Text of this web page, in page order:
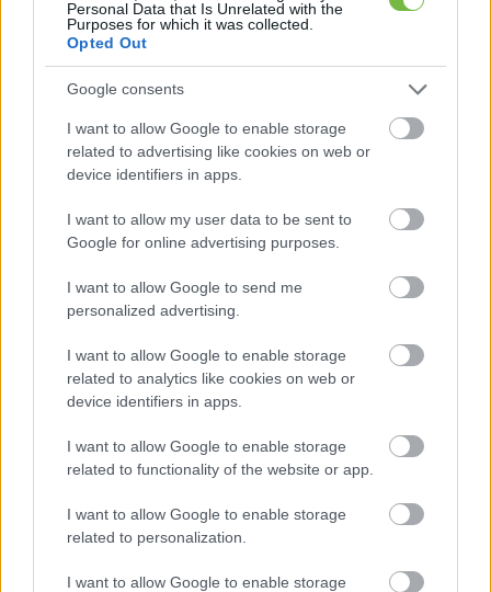
Personal Data that Is Unrelated with the
Purposes for which it was collected.
Opted Out
Google consents
I want to allow Google to enable storage
related to advertising like cookies on web or
device identifiers in apps.
I want to allow my user data to be sent to
Google for online advertising purposes.
I want to allow Google to send me
personalized advertising.
I want to allow Google to enable storage
related to analytics like cookies on web or
device identifiers in apps.
I want to allow Google to enable storage
related to functionality of the website or app.
I want to allow Google to enable storage
related to personalization.
I want to allow Google to enable storage